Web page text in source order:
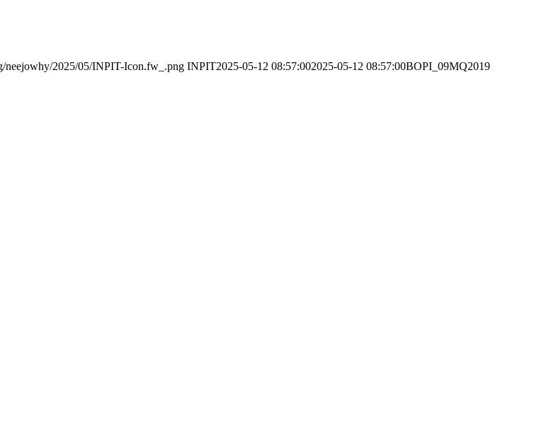
neejowhy/2025/05/INPIT-Icon.fw_.png INPIT2025-05-12 08:57:002025-05-12 08:57:00BOPI_09MQ2019